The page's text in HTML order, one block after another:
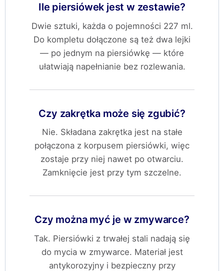
Ile piersiówek jest w zestawie?
Dwie sztuki, każda o pojemności 227 ml.
Do kompletu dołączone są też dwa lejki
— po jednym na piersiówkę — które
ułatwiają napełnianie bez rozlewania.
Czy zakrętka może się zgubić?
Nie. Składana zakrętka jest na stałe
połączona z korpusem piersiówki, więc
zostaje przy niej nawet po otwarciu.
Zamknięcie jest przy tym szczelne.
Czy można myć je w zmywarce?
Tak. Piersiówki z trwałej stali nadają się
do mycia w zmywarce. Materiał jest
antykorozyjny i bezpieczny przy